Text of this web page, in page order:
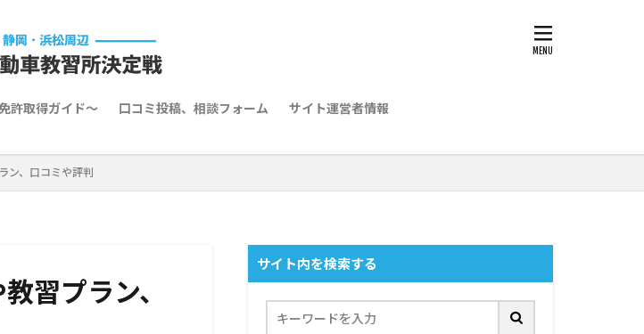
許取得ガイド～ 口コミ投稿、相談フォーム サイト運営者情報
ン、口コミや評判
習プラン、
サイト内を検索する